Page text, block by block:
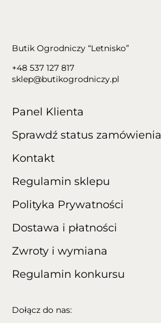
Butik Ogrodniczy “Letnisko”
+48 537 127 817
sklep@butikogrodniczy.pl
Panel Klienta
Sprawdź status zamówienia
Kontakt
Regulamin sklepu
Polityka Prywatności
Dostawa i płatności
Zwroty i wymiana
Regulamin konkursu
Dołącz do nas: